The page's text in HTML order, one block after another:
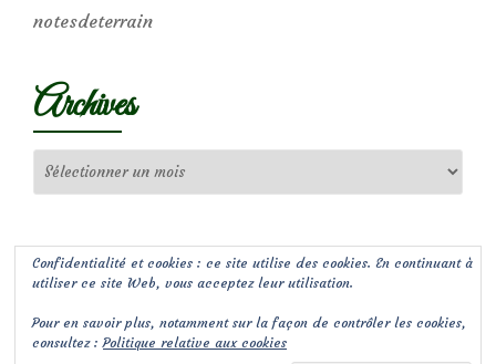
notesdeterrain
Archives
Confidentialité et cookies : ce site utilise des cookies. En continuant à
utiliser ce site Web, vous acceptez leur utilisation.
Pour en savoir plus, notamment sur la façon de contrôler les cookies,
consultez :Politique relative aux cookies